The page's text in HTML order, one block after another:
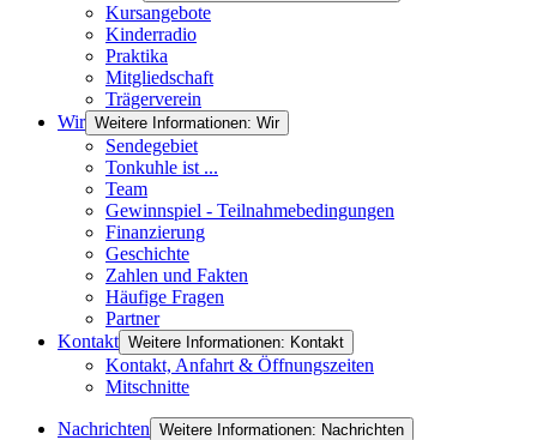
Kursangebote
Kinderradio
Praktika
Mitgliedschaft
Trägerverein
Wir Weitere Informationen: Wir
Sendegebiet
Tonkuhle ist ...
Team
Gewinnspiel - Teilnahmebedingungen
Finanzierung
Geschichte
Zahlen und Fakten
Häufige Fragen
Partner
Kontakt Weitere Informationen: Kontakt
Kontakt, Anfahrt & Öffnungszeiten
Mitschnitte
Nachrichten Weitere Informationen: Nachrichten